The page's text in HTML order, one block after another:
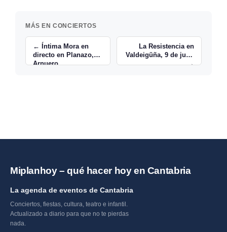
MÁS EN CONCIERTOS
← Íntima Mora en
directo en Planazo,
Arnuero
La Resistencia en
Valdeigüña, 9 de julio
→
Miplanhoy – qué hacer hoy en Cantabria
La agenda de eventos de Cantabria
Conciertos, fiestas, cultura, teatro e infantil.
Actualizado a diario para que no te pierdas
nada.